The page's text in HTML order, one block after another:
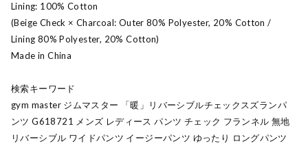
Lining: 100% Cotton
(Beige Check × Charcoal: Outer 80% Polyester, 20% Cotton /
Lining 80% Polyester, 20% Cotton)
Made in China
検索キーワード
gym master ジムマスター 「暖」リバーシブルチェックスズランパ
ンツ G618721 メンズ レディース パンツ チェック フランネル 無地
リバーシブル ワイドパンツ イージーパンツ ゆったり ロングパンツ